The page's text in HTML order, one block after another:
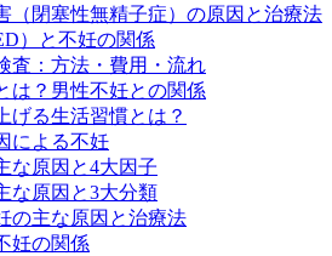
（閉塞性無精子症）の原因と治療法
）と不妊の関係
査：方法・費用・流れ
は？男性不妊との関係
げる生活習慣とは？
による不妊
な原因と4大因子
な原因と3大分類
の主な原因と治療法
妊の関係